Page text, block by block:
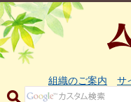
組織のご案内 サ